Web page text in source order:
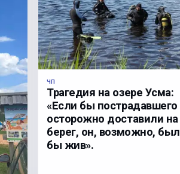
ЧП
Трагедия на озере Усма:
«Если бы пострадавшего
осторожно доставили на
берег, он, возможно, был
бы жив».